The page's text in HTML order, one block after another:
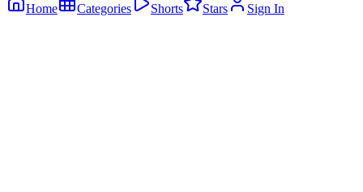
Home Categories Shorts Stars Sign In